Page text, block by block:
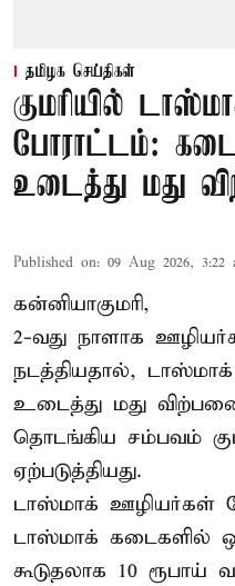
தமிழக செய்திகள்
குமரியில்
போராட்டம்:
உடைத்து மது
Published on: 09 Aug 2026, 3:22
கன்னியாகுமரி,
2-வது நாளாக
நடத்தியதால்,
உடைத்து மது
தொடங்கிய சம்பவம்
ஏற்படுத்தியது.
டாஸ்மாக் ஊழியர்கள்
டாஸ்மாக் கடைகளில்
கூடுதலாக 10 ரூபாய்